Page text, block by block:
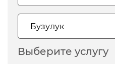
Выберите услугу